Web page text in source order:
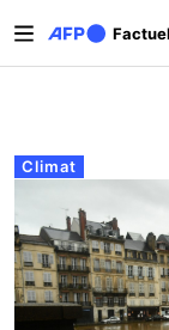
Factuel
Onglets
Climat